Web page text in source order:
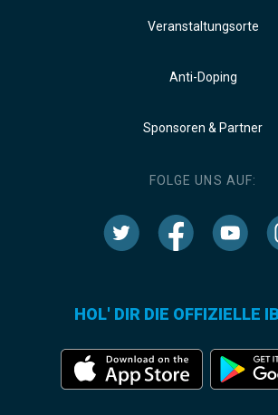
Veranstaltungsorte
Anti-Doping
Sponsoren & Partner
FOLGE UNS AUF:
HOL' DIR DIE OFFIZIELLE